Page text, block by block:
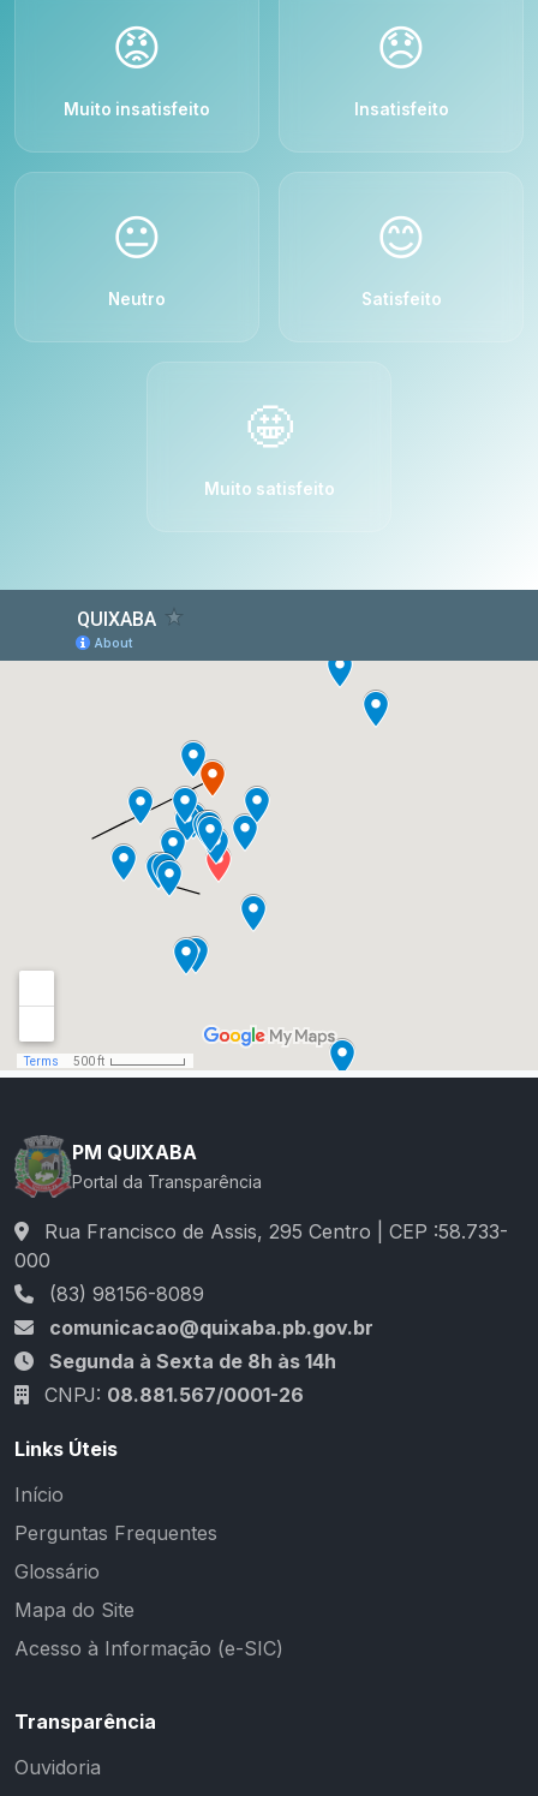
😡
Muito insatisfeito
😞
Insatisfeito
😐
Neutro
😊
Satisfeito
🤩
Muito satisfeito
PM QUIXABA
Portal da Transparência
Rua Francisco de Assis, 295 Centro | CEP :58.733-
000
(83) 98156-8089
comunicacao@quixaba.pb.gov.br
Segunda à Sexta de 8h às 14h
CNPJ: 08.881.567/0001-26
Links Úteis
Início
Perguntas Frequentes
Glossário
Mapa do Site
Acesso à Informação (e-SIC)
Transparência
Ouvidoria